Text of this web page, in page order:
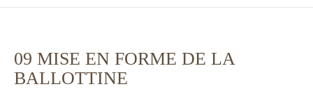
09 MISE EN FORME DE LA
BALLOTTINE